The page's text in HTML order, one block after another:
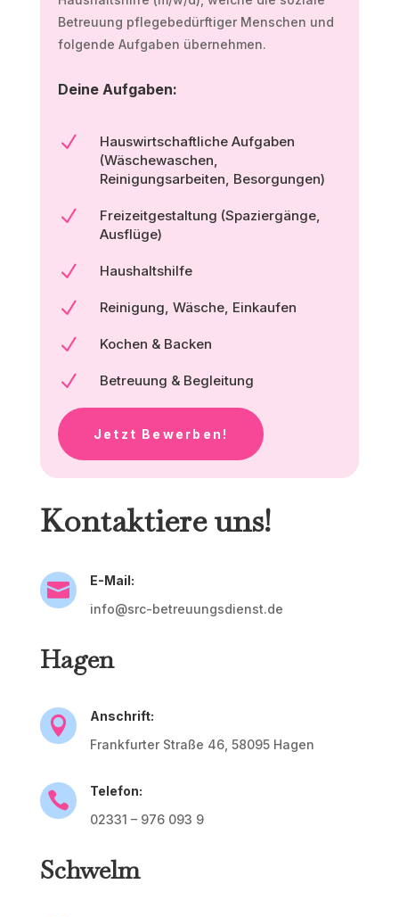
Betreuung pflegebedürftiger Menschen und
folgende Aufgaben übernehmen.
Deine Aufgaben:
N
Hauswirtschaftliche Aufgaben
(Wäschewaschen,
Reinigungsarbeiten, Besorgungen)
N
Freizeitgestaltung (Spaziergänge,
Ausflüge)
N Haushaltshilfe
N Reinigung, Wäsche, Einkaufen
N Kochen & Backen
N Betreuung & Begleitung
Jetzt Bewerben!
Kontaktiere uns!

E-Mail:
info@src-betreuungsdienst.de
Hagen

Anschrift:
Frankfurter Straße 46, 58095 Hagen

Telefon:
02331 – 976 093 9
Schwelm